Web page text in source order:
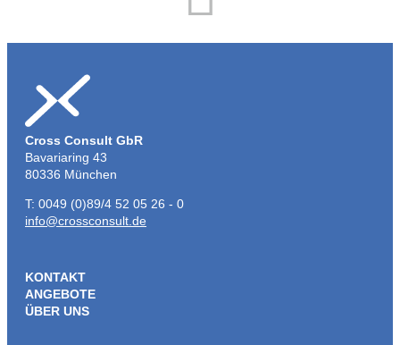
Cross Consult GbR
Bavariaring 43
80336 München
T: 0049 (0)89/4 52 05 26 - 0
info@crossconsult.de
KONTAKT
ANGEBOTE
ÜBER UNS